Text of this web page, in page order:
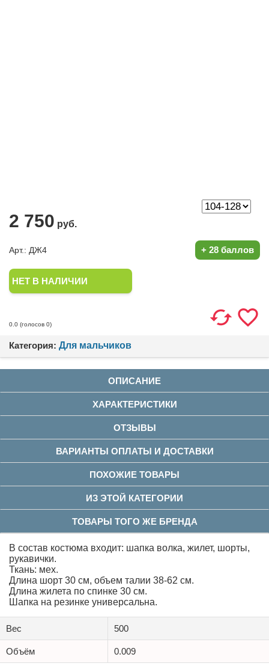
2 750 руб.
Арт.: ДЖ4 + 28 баллов
НЕТ В НАЛИЧИИ
0.0 (голосов 0)
Категория: Для мальчиков
ОПИСАНИЕ
ХАРАКТЕРИСТИКИ
ОТЗЫВЫ
ВАРИАНТЫ ОПЛАТЫ И ДОСТАВКИ
ПОХОЖИЕ ТОВАРЫ
ИЗ ЭТОЙ КАТЕГОРИИ
ТОВАРЫ ТОГО ЖЕ БРЕНДА
В состав костюма входит: шапка волка, жилет, шорты,
рукавички.
Ткань: мех.
Длина шорт 30 см, объем талии 38-62 см.
Длина жилета по спинке 30 см.
Шапка на резинке универсальна.
Вес 500
Объём 0.009